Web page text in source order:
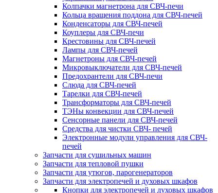
Колпачки магнетрона для СВЧ-печи
Кольца вращения поддона для СВЧ-печей
Конденсаторы для СВЧ-печей
Коуплеры для СВЧ-печи
Крестовины для СВЧ-печей
Лампы для СВЧ-печей
Магнетроны для СВЧ-печей
Микровыключатели для СВЧ-печей
Предохрантели для СВЧ-печи
Слюда для СВЧ-печей
Тарелки для СВЧ-печей
Трансформаторы для СВЧ-печей
ТЭНы конвекции для СВЧ-печей
Сенсорные панели для СВЧ-печей
Средства для чистки СВЧ- печей
Электронные модули управления для СВЧ-
печей
Запчасти для сушильных машин
Запчасти для тепловой пушки
Запчасти для утюгов, парогенераторов
Запчасти для электропечей и духовых шкафов
Кнопки для электропечей и духовых шкафов